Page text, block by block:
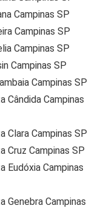
Campinas SP
Campinas SP
Campinas SP
Campinas SP
Campinas SP
Cândida Campinas
Clara Campinas SP
Cruz Campinas SP
Eudóxia Campinas
Genebra Campinas